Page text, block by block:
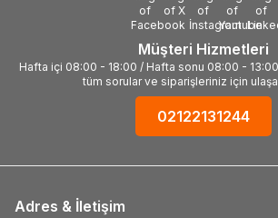
Müşteri Hizmetleri
Hafta içi 08:00 - 18:00 / Hafta sonu 08:00 -
tüm sorular ve siparişleriniz için
02122131244
Adres & İletişim